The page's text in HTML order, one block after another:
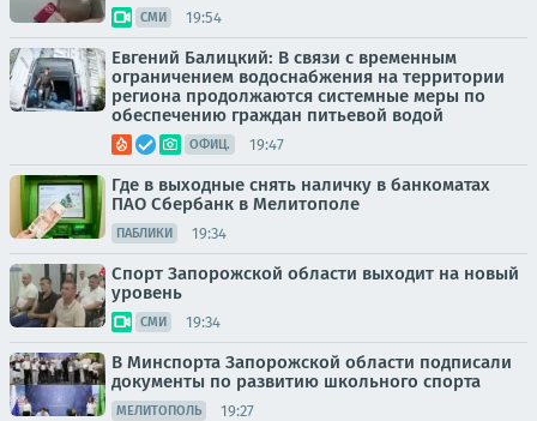
СМИ 19:54
Евгений Балицкий: В связи с временным
ограничением водоснабжения на территории
региона продолжаются системные меры по
обеспечению граждан питьевой водой
ОФИЦ. 19:47
Где в выходные снять наличку в банкоматах
ПАО Сбербанк в Мелитополе
ПАБЛИКИ 19:34
Спорт Запорожской области выходит на новый
уровень
СМИ 19:34
В Минспорта Запорожской области подписали
документы по развитию школьного спорта
МЕЛИТОПОЛЬ 19:27